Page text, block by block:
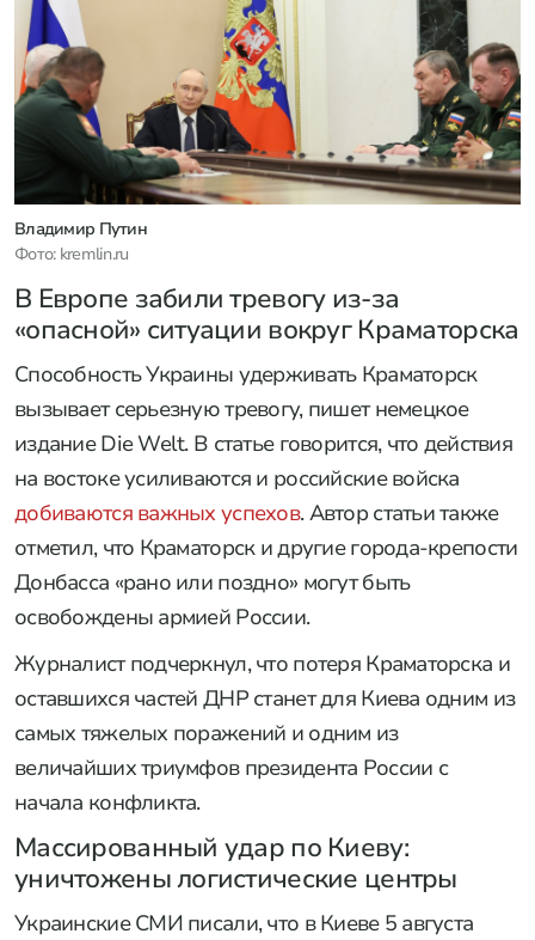
Владимир Путин
Фото: kremlin.ru
В Европе забили тревогу из-за
«опасной» ситуации вокруг Краматорска
Способность Украины удерживать Краматорск
вызывает серьезную тревогу, пишет немецкое
издание Die Welt. В статье говорится, что действия
на востоке усиливаются и российские войска
добиваются важных успехов. Автор статьи также
отметил, что Краматорск и другие города-крепости
Донбасса «рано или поздно» могут быть
освобождены армией России.
Журналист подчеркнул, что потеря Краматорска и
оставшихся частей ДНР станет для Киева одним из
самых тяжелых поражений и одним из
величайших триумфов президента России с
начала конфликта.
Массированный удар по Киеву:
уничтожены логистические центры
Украинские СМИ писали, что в Киеве 5 августа